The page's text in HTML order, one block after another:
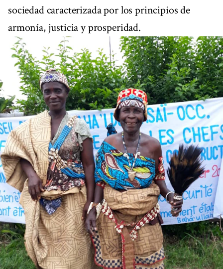
sociedad caracterizada por los principios de
armonía, justicia y prosperidad.